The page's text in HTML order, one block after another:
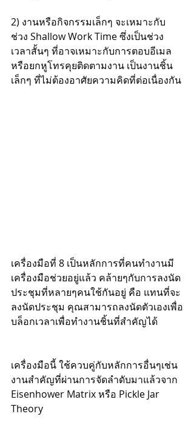
2) งานหรือกิจกรรมเล็กๆ จะเหมาะกับ
ช่วง Shallow Work Time ซึ่งเป็นช่วง
เวลาสั้นๆ ที่อาจเหมาะกับการตอบอีเมล
หรือยกหูโทรคุยติดตามงาน เป็นงานชิ้น
เล็กๆ ที่ไม่ต้องอาศัยความคิดที่ต่อเนื่องกัน
เครื่องมือที่ 8 เป็นหลักการที่คนทำงานมี
เครื่องมือช่วยอยู่แล้ว คล้ายๆกับการลงนัด
ประชุมที่หลายๆคนใช้กันอยู่ คือ แทนที่จะ
ลงนัดประชุม คุณสามารถลงนัดตัวเองเพื่อ
บล็อกเวลาเพื่อทำงานชิ้นที่สำคัญได้
เครื่องมือนี้ ใช้ควบคู่กับหลักการอื่นๆเช่น
งานสำคัญที่ผ่านการจัดลำดับมาแล้วจาก
Eisenhower Matrix หรือ Pickle Jar
Theory